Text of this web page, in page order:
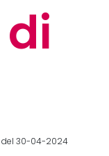
del 30-04-2024